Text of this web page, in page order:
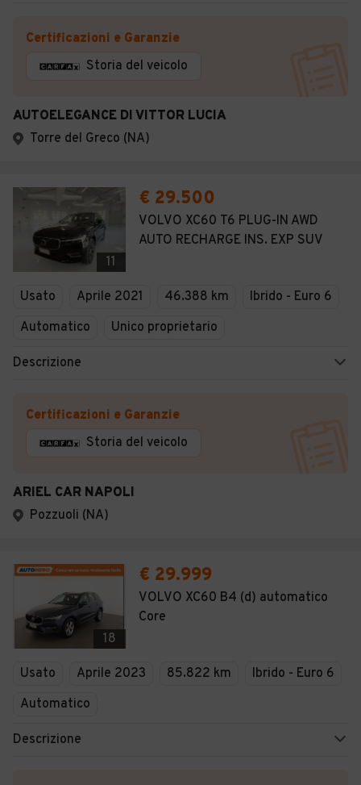
Certificazioni e Garanzie
Storia del veicolo
AUTOELEGANCE DI VITTOR LUCIA
Torre del Greco (NA)
11
€ 29.500
VOLVO XC60 T6 PLUG-IN AWD
AUTO RECHARGE INS. EXP SUV
Usato Aprile 2021 46.388 km
Ibrido - Euro 6
Automatico
Unico proprietario
Descrizione
Certificazioni e Garanzie
Storia del veicolo
ARIEL CAR NAPOLI
Pozzuoli (NA)
18
€ 29.999
VOLVO XC60 B4 (d) automatico
Core
Usato Aprile 2023 85.822 km
Ibrido - Euro 6
Automatico
Descrizione